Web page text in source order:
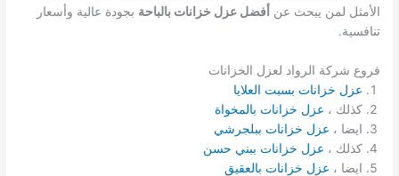
الأمثل لمن يبحث عن أفضل عزل خزانات بالباحة بجودة عالية وأسعار
تنافسية.
فروع شركة الرواد لعزل الخزانات
عزل خزانات بسبت العلايا
كذلك ، عزل خزانات بالمخواة
ايضا ، عزل خزانات ببلجرشي
كذلك ، عزل خزانات ببني حسن
ايضا ، عزل خزانات بالعقيق